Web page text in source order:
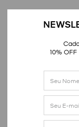
10%
Este